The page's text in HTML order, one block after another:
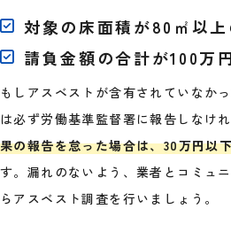
対象の床面積が80㎡以
請負金額の合計が100万
もしアスベストが含有されていなか
は必ず労働基準監督署に報告しなけれ
果の報告を怠った場合は、30万円以
す。漏れのないよう、業者とコミュ
らアスベスト調査を行いましょう。